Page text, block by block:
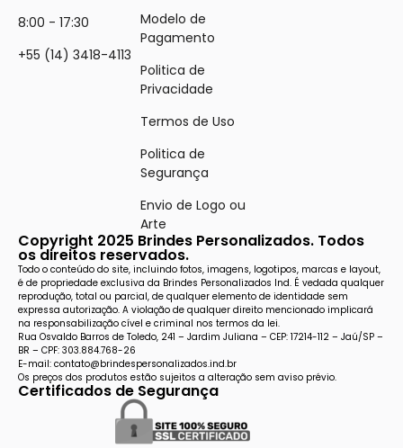
8:00 - 17:30
+55 (14) 3418-4113
Modelo de
Pagamento
Politica de
Privacidade
Termos de Uso
Politica de
Segurança
Envio de Logo ou
Arte
Copyright 2025 Brindes Personalizados. Todos
os direitos reservados.
Todo o conteúdo do site, incluindo fotos, imagens, logotipos, marcas e layout,
é de propriedade exclusiva da Brindes Personalizados Ind. É vedada qualquer
reprodução, total ou parcial, de qualquer elemento de identidade sem
expressa autorização. A violação de qualquer direito mencionado implicará
na responsabilização cível e criminal nos termos da lei.
Rua Osvaldo Barros de Toledo, 241 – Jardim Juliana – CEP: 17214-112 – Jaú/SP –
BR – CPF: 303.884.768-26
E-mail: contato@brindespersonalizados.ind.br
Os preços dos produtos estão sujeitos a alteração sem aviso prévio.
Certificados de Segurança